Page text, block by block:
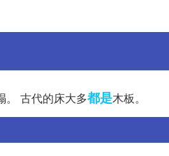
。 古代的床大多都是木板。